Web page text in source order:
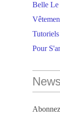
Belle
Tutoriels
Pour